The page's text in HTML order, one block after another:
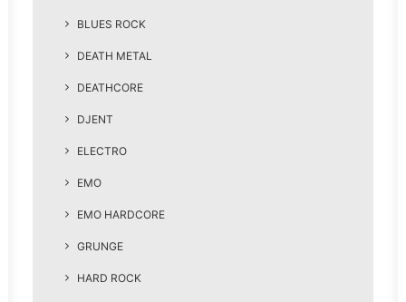
BLUES ROCK
DEATH METAL
DEATHCORE
DJENT
ELECTRO
EMO
EMO HARDCORE
GRUNGE
HARD ROCK